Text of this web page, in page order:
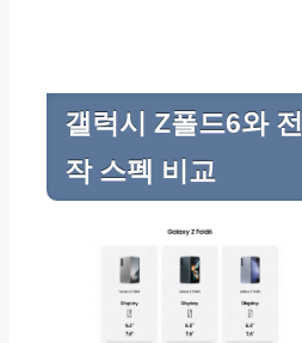
갤럭시 Z폴드6와 전
작 스펙 비교